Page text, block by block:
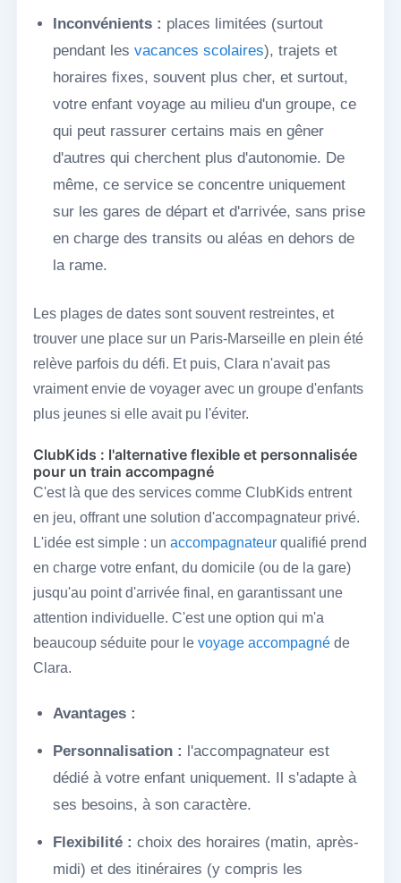
Inconvénients : places limitées (surtout
pendant les vacances scolaires), trajets et
horaires fixes, souvent plus cher, et surtout,
votre enfant voyage au milieu d'un groupe, ce
qui peut rassurer certains mais en gêner
d'autres qui cherchent plus d'autonomie. De
même, ce service se concentre uniquement
sur les gares de départ et d'arrivée, sans prise
en charge des transits ou aléas en dehors de
la rame.
Les plages de dates sont souvent restreintes, et
trouver une place sur un Paris-Marseille en plein été
relève parfois du défi. Et puis, Clara n'avait pas
vraiment envie de voyager avec un groupe d'enfants
plus jeunes si elle avait pu l'éviter.
ClubKids : l'alternative flexible et personnalisée
pour un train accompagné
C'est là que des services comme ClubKids entrent
en jeu, offrant une solution d'accompagnateur privé.
L'idée est simple : un accompagnateurqualifié prend
en charge votre enfant, du domicile (ou de la gare)
jusqu'au point d'arrivée final, en garantissant une
attention individuelle. C'est une option qui m'a
beaucoup séduite pour le voyage accompagnéde
Clara.
Avantages :
Personnalisation : l'accompagnateur est
dédié à votre enfant uniquement. Il s'adapte à
ses besoins, à son caractère.
Flexibilité : choix des horaires (matin, après-
midi) et des itinéraires (y compris les